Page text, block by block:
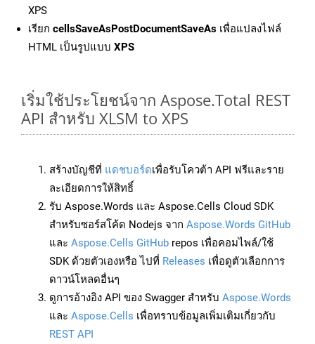
XPS
เรียก cellsSaveAsPostDocumentSaveAs เพื่อแปลงไฟล์
HTML เป็นรูปแบบ XPS
เริ่มใช้ประโยชน์จาก Aspose.Total REST
API สำหรับ XLSM to XPS
สร้างบัญชีที่ แดชบอร์ดเพื่อรับโควต้า API ฟรีและราย
ละเอียดการให้สิทธิ์
รับ Aspose.Words และ Aspose.Cells Cloud SDK
สำหรับซอร์สโค้ด Nodejs จาก Aspose.Words GitHub
และ Aspose.Cells GitHub repos เพื่อคอมไพล์/ใช้
SDK ด้วยตัวเองหรือ ไปที่ Releases เพื่อดูตัวเลือกการ
ดาวน์โหลดอื่นๆ
ดูการอ้างอิง API ของ Swagger สำหรับ Aspose.Words
และ Aspose.Cells เพื่อทราบข้อมูลเพิ่มเติมเกี่ยวกับ
REST API